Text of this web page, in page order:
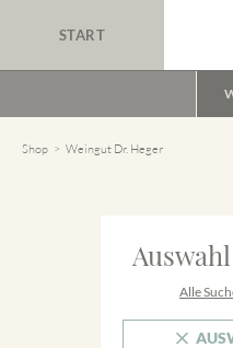
START
Shop Weingut Dr. Heger
Alle